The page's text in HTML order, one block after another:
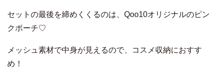
セットの最後を締めくくるのは、Qoo10オリジナルのピン
クポーチ♡
メッシュ素材で中身が見えるので、コスメ収納におすす
め！